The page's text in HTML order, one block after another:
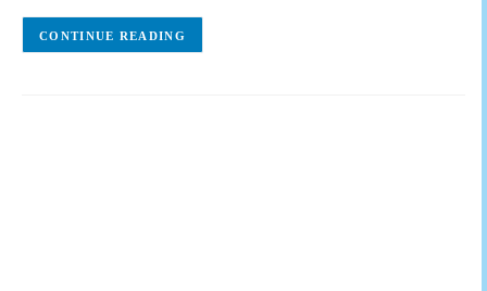
CONTINUE READING